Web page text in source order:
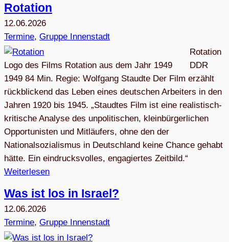
Rota­tion
12.06.2026
Termine, Gruppe Innenstadt
Logo des Films Rotation aus dem Jahr 1949
Rotation
DDR
1949 84 Min. Regie: Wolfgang Staudte Der Film erzählt
rückblickend das Leben eines deutschen Arbeiters in den
Jahren 1920 bis 1945. „Staudtes Film ist eine realistisch-
kritische Analyse des unpolitischen, kleinbürgerlichen
Opportunisten und Mitläufers, ohne den der
Nationalsozialismus in Deutschland keine Chance gehabt
hätte. Ein eindrucksvolles, engagiertes Zeitbild.“
Weiterlesen
Was ist los in Israel?
12.06.2026
Termine, Gruppe Innenstadt